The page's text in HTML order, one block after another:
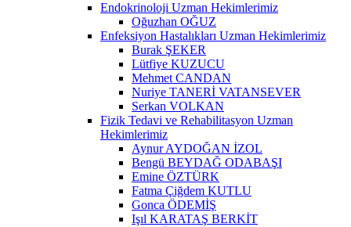
Endokrinoloji Uzman Hekimlerimiz
Oğuzhan OĞUZ
Enfeksiyon Hastalıkları Uzman Hekimlerimiz
Burak ŞEKER
Lütfiye KUZUCU
Mehmet CANDAN
Nuriye TANERİ VATANSEVER
Serkan VOLKAN
Fizik Tedavi ve Rehabilitasyon Uzman
Hekimlerimiz
Aynur AYDOĞAN İZOL
Bengü BEYDAĞ ODABAŞI
Emine ÖZTÜRK
Fatma Çiğdem KUTLU
Gonca ÖDEMİŞ
Işıl KARATAŞ BERKİT